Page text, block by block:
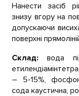
Нанести засіб
знизу вгору на
допускаючи
поверхні
Склад:вода
– 5-15%,
сода каустична,